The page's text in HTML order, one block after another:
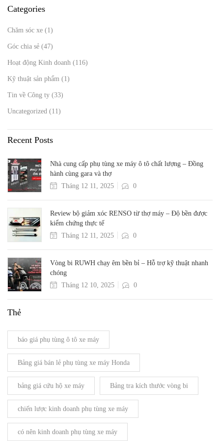
Categories
Chăm sóc xe (1)
Góc chia sẻ (47)
Hoạt động Kinh doanh (116)
Kỹ thuật sản phẩm (1)
Tin về Công ty (33)
Uncategorized (11)
Recent Posts
Nhà cung cấp phụ tùng xe máy ô tô chất lượng – Đồng
hành cùng gara và thợ
Tháng 12 11, 2025
0
Review bộ giảm xóc RENSO từ thợ máy – Độ bền được
kiểm chứng thực tế
Tháng 12 11, 2025
0
Vòng bi RUWH chạy êm bền bỉ – Hỗ trợ kỹ thuật nhanh
chóng
Tháng 12 10, 2025
0
Thẻ
báo giá phụ tùng ô tô xe máy
Bảng giá bán lẻ phụ tùng xe máy Honda
bảng giá cứu hộ xe máy Bảng tra kích thước vòng bi
chiến lược kinh doanh phụ tùng xe máy
có nên kinh doanh phụ tùng xe máy